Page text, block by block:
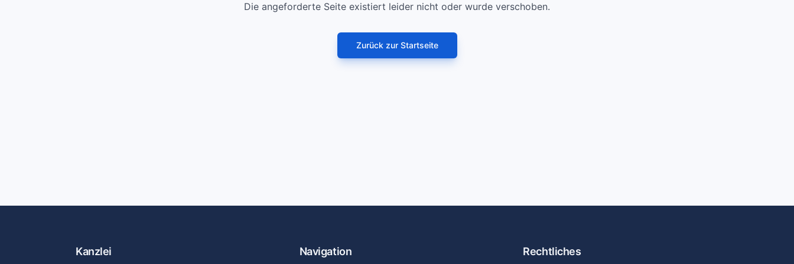
Die angeforderte Seite existiert leider nicht oder wurde verschoben.
Zurück zur Startseite
Kanzlei Navigation Rechtliches